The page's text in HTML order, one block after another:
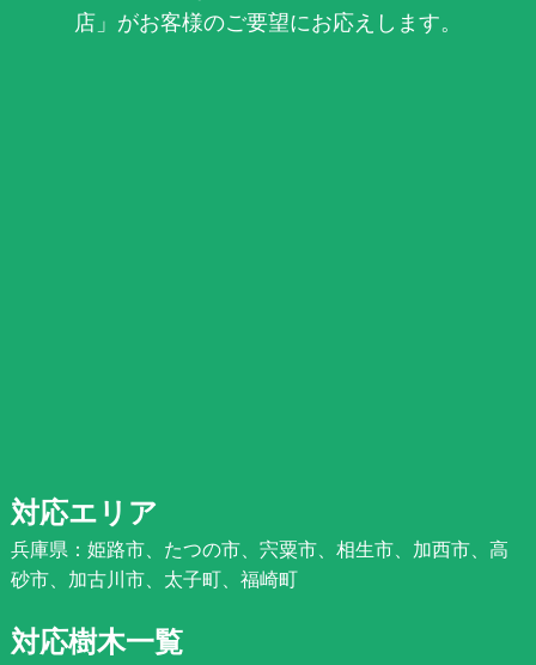
店」がお客様のご要望にお応えします。
対応エリア
兵庫県：姫路市、たつの市、宍粟市、相生市、加西市、高
砂市、加古川市、太子町、福崎町
対応樹木一覧